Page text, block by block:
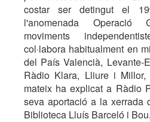
costar ser detingut el
l'anomenada Operació
moviments
col·labora habitualment en
del País Valencià, Levante-
Ràdio Klara, Lliure i
mateix ha explicat a Ràdio
seva aportació a la xerrada
Biblioteca Lluís Barceló i Bou.